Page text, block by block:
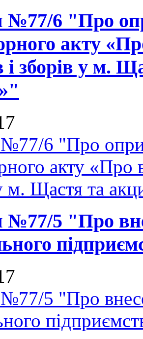
№77/6 "Про
акту
і зборів у м.
6 "Про
акту «Про
м. Щастя та
№77/5 "Про
5 "Про